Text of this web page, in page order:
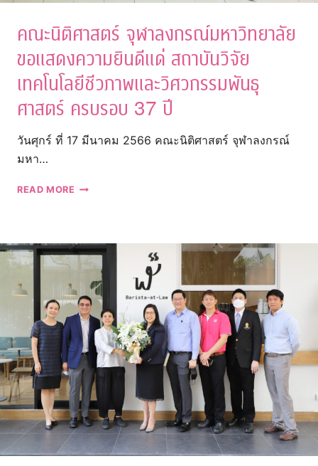
คณะนิติศาสตร์ จุฬาลงกรณ์มหาวิทยาลัย
ขอแสดงความยินดีแด่ สถาบันวิจัย
เทคโนโลยีชีวภาพและวิศวกรรมพันธุ
ศาสตร์ ครบรอบ 37 ปี
วันศุกร์ ที่ 17 มีนาคม 2566 คณะนิติศาสตร์ จุฬาลงกรณ์
มหา…
READ MORE คณะ
ขอ
แสดง
ความ
ยินดี
แด่
สถาบันวิจัย
เทคโนโลยี
ชีวภาพ
และ
วิศวกรรม
พันธุ
ศาสตร์
ครบ
รอบ
ปี